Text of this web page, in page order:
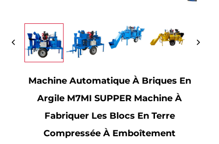
Machine Automatique À Briques En
Argile M7MI SUPPER Machine À
Fabriquer Les Blocs En Terre
Compressée À Emboîtement